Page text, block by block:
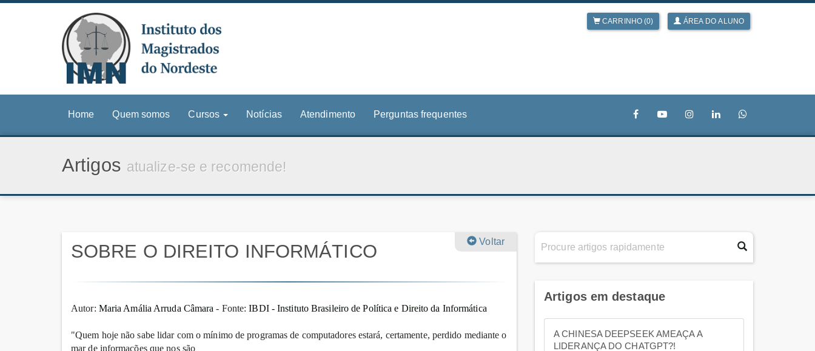
CARRINHO (0) ÁREA DO ALUNO
Home Quem somos Cursos Notícias Atendimento Perguntas frequentes
Artigos atualize-se e recomende!
Voltar
SOBRE O DIREITO INFORMÁTICO
Autor: Maria Amália Arruda Câmara - Fonte:IBDI - Instituto Brasileiro de Política e Direito da Informática
"Quem hoje não sabe lidar com o mínimo de programas de computadores estará, certamente, perdido mediante o
mar de informações que nos são
Artigos em destaque
A CHINESA DEEPSEEK AMEAÇA A
LIDERANÇA DO CHATGPT?!